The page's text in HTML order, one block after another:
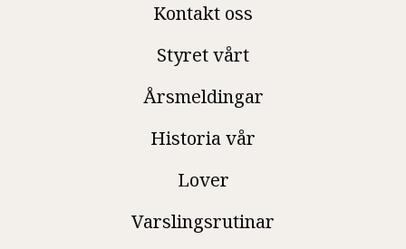
Kontakt oss
Styret vårt
Årsmeldingar
Historia vår
Lover
Varslingsrutinar